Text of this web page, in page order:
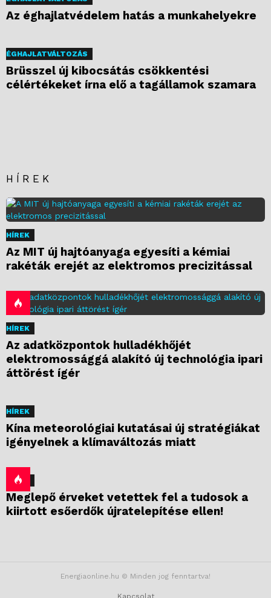
Az éghajlatvédelem hatás a munkahelyekre
ÉGHAJLATVÁLTOZÁS
Brüsszel új kibocsátás csökkentési
célértékeket írna elő a tagállamok szamara
HÍREK
HÍREK
Az MIT új hajtóanyaga egyesíti a kémiai
rakéták erejét az elektromos precizitással
HÍREK
Az adatközpontok hulladékhőjét
elektromossággá alakító új technológia ipari
áttörést ígér
HÍREK
Kína meteorológiai kutatásai új stratégiákat
igényelnek a klímaváltozás miatt
HÍREK
Meglepő érveket vetettek fel a tudosok a
kiirtott esőerdők újratelepítése ellen!
Energiaonline.hu © Minden jog fenntartva!
Kapcsolat